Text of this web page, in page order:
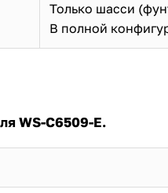
Только шасси
В полной
WS-C6509-E.